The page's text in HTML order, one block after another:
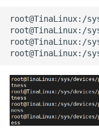
root@TinaLinux:/
root@TinaLinux:/
root@TinaLinux:/